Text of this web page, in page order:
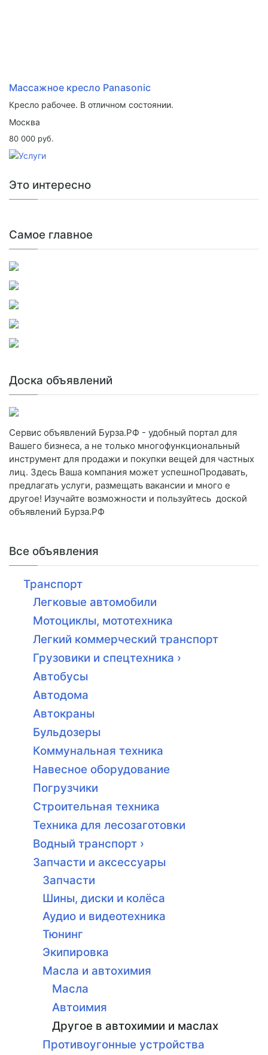
Массажное кресло Panasonic
Кресло рабочее. В отличном состоянии.
Москва
80 000 руб.
Это интересно
Самое главное
Доска объявлений
Сервис объявлений Бурза.РФ - удобный портал для
Вашего бизнеса, а не только многофункциональный
инструмент для продажи и покупки вещей для частных
лиц. Здесь Ваша компания может успешноПродавать,
предлагать услуги, размещать вакансии и много е
другое! Изучайте возможности и пользуйтесь доской
объявлений Бурза.РФ
Все объявления
Транспорт
Легковые автомобили
Мотоциклы, мототехника
Легкий коммерческий транспорт
Грузовики и спецтехника ›
Автобусы
Автодома
Автокраны
Бульдозеры
Коммунальная техника
Навесное оборудование
Погрузчики
Строительная техника
Техника для лесозаготовки
Водный транспорт ›
Запчасти и аксессуары
Запчасти
Шины, диски и колёса
Аудио и видеотехника
Тюнинг
Экипировка
Масла и автохимия
Масла
Автоимия
Другое в автохимии и маслах
Противоугонные устройства